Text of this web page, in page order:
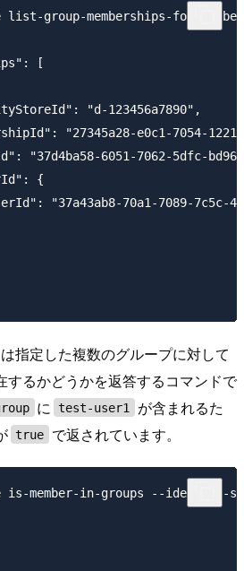
group-memberships-for-
[
"d-123456a7890",
"27345a28-e0c1-7054-
"37d4ba58-6051-7062-5dfc-
{
"37a43ab8-70a1-7089-7c5c-
は指定した複数のグループに対して
するかどうかを返答するコマンドで
に test-user1
が含まれるた
true で返されています。
member-in-groups --identity-